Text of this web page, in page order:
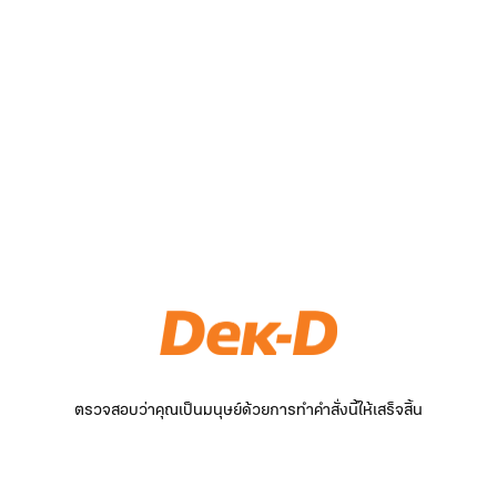
ตรวจสอบว่าคุณเป็นมนุษย์ด้วยการทำคำสั่งนี้ให้เสร็จสิ้น